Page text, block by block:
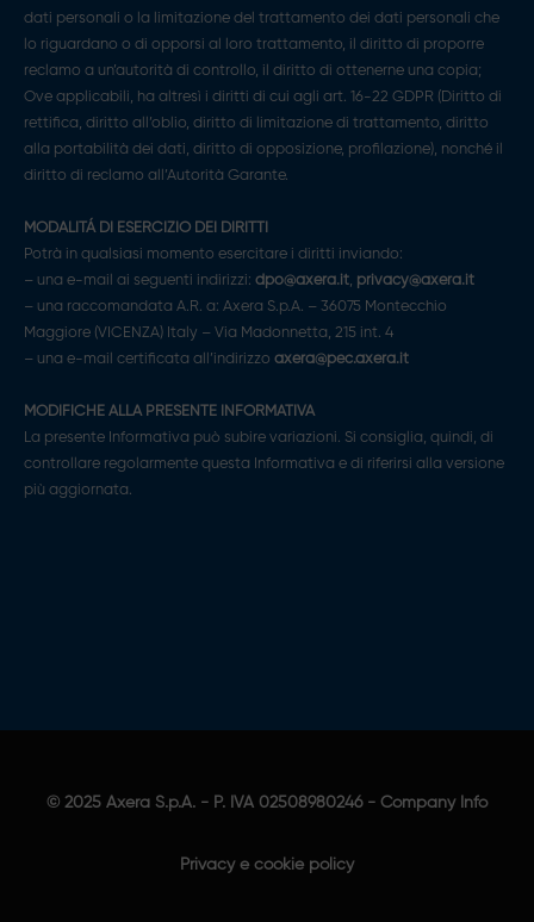
dati personali o la limitazione del trattamento dei dati personali che
lo riguardano o di opporsi al loro trattamento, il diritto di proporre
reclamo a un’autorità di controllo, il diritto di ottenerne una copia;
Ove applicabili, ha altresì i diritti di cui agli art. 16-22 GDPR (Diritto di
rettifica, diritto all’oblio, diritto di limitazione di trattamento, diritto
alla portabilità dei dati, diritto di opposizione, profilazione), nonché il
diritto di reclamo all’Autorità Garante.
MODALITÁ DI ESERCIZIO DEI DIRITTI
Potrà in qualsiasi momento esercitare i diritti inviando:
– una e-mail ai seguenti indirizzi: dpo@axera.it, privacy@axera.it
– una raccomandata A.R. a: Axera S.p.A. – 36075 Montecchio
Maggiore (VICENZA) Italy – Via Madonnetta, 215 int. 4
– una e-mail certificata all’indirizzo axera@pec.axera.it
MODIFICHE ALLA PRESENTE INFORMATIVA
La presente Informativa può subire variazioni. Si consiglia, quindi, di
controllare regolarmente questa Informativa e di riferirsi alla versione
più aggiornata.
© 2025 Axera S.p.A. - P. IVA 02508980246 - Company Info
Privacy e cookie policy